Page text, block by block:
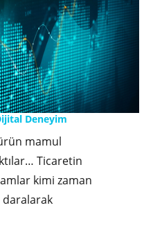
Deneyim
mamul
Ticaretin
kimi zaman
daralarak